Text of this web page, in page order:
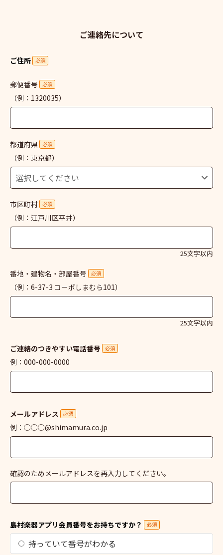
ご連絡先について
ご住所 必須
郵便番号 必須
（例：1320035）
都道府県 必須
（例：東京都）
市区町村 必須
（例：江戸川区平井）
25文字以内
番地・建物名・部屋番号 必須
（例：6-37-3 コーポしまむら101）
25文字以内
ご連絡のつきやすい電話番号 必須
例：000-000-0000
メールアドレス 必須
例：○○○@shimamura.co.jp
確認のためメールアドレスを再入力してください。
島村楽器アプリ会員番号をお持ちですか？ 必須
持っていて番号がわかる